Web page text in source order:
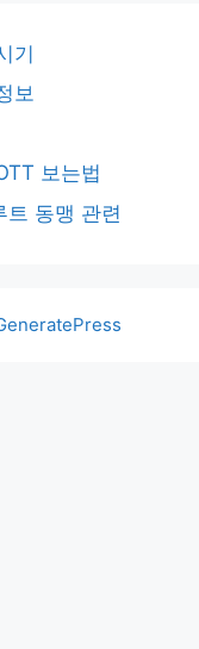
기
보
보는법
트 동맹 관련